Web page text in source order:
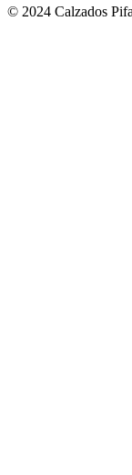
© 2024 Calzados